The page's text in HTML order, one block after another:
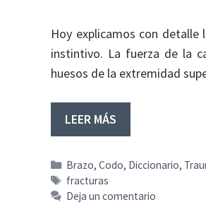
Hoy explicamos con
instintivo. La fuerza de la
huesos de la extremidad
LEER MÁS
Categorías
Brazo,Codo, Diccionario,
Etiquetas
fracturas
Deja un comentario